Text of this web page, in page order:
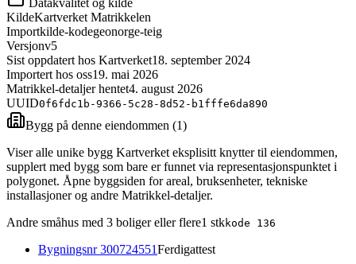
Datakvalitet og kilde
KildeKartverket Matrikkelen
Importkilde-kodegeonorge-teig
Versjonv5
Sist oppdatert hos Kartverket18. september 2024
Importert hos oss19. mai 2026
Matrikkel-detaljer hentet4. august 2026
UUID0f6fdc1b-9366-5c28-8d52-b1fffe6da890
Bygg på denne eiendommen (1)
Viser alle unike bygg Kartverket eksplisitt knytter til eiendommen,
supplert med bygg som bare er funnet via representasjonspunktet i
polygonet. Åpne byggsiden for areal, bruksenheter, tekniske
installasjoner og andre Matrikkel-detaljer.
Andre småhus med 3 boliger eller flere1 stkkode 136
Bygningsnr300724551Ferdigattest